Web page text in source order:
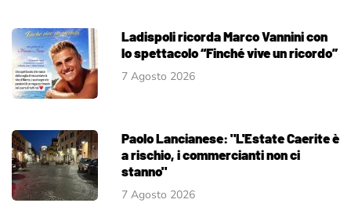
Ladispoli ricorda Marco Vannini con
lo spettacolo “Finché vive un ricordo”
7 Agosto 2026
Paolo Lancianese: "L'Estate Caerite è
a rischio, i commercianti non ci
stanno"
7 Agosto 2026